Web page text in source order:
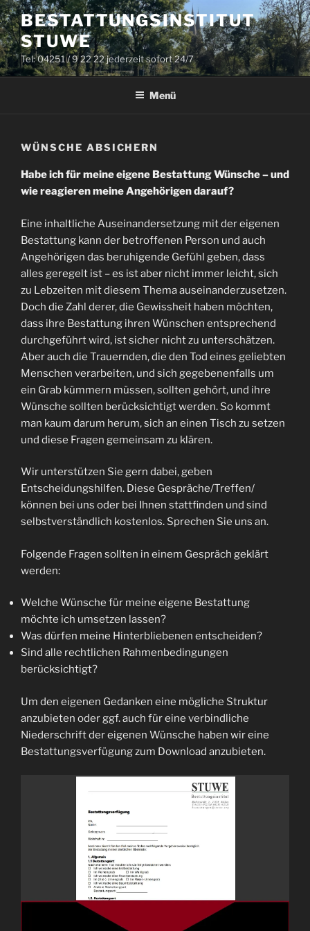
Zum
Inhalt
springen
BESTATTUNGSINSTITUT
STUWE
Tel: 04251 / 9 22 22 jederzeit sofort 24/7
Menü
WÜNSCHE ABSICHERN
Habe ich für meine eigene Bestattung Wünsche – und
wie reagieren meine Angehörigen darauf?
Eine inhaltliche Auseinandersetzung mit der eigenen
Bestattung kann der betroffenen Person und auch
Angehörigen das beruhigende Gefühl geben, dass
alles geregelt ist – es ist aber nicht immer leicht, sich
zu Lebzeiten mit diesem Thema auseinanderzusetzen.
Doch die Zahl derer, die Gewissheit haben möchten,
dass ihre Bestattung ihren Wünschen entsprechend
durchgeführt wird, ist sicher nicht zu unterschätzen.
Aber auch die Trauernden, die den Tod eines geliebten
Menschen verarbeiten, und sich gegebenenfalls um
ein Grab kümmern müssen, sollten gehört, und ihre
Wünsche sollten berücksichtigt werden. So kommt
man kaum darum herum, sich an einen Tisch zu setzen
und diese Fragen gemeinsam zu klären.
Wir unterstützen Sie gern dabei, geben
Entscheidungshilfen. Diese Gespräche/Treffen/
können bei uns oder bei Ihnen stattfinden und sind
selbstverständlich kostenlos. Sprechen Sie uns an.
Folgende Fragen sollten in einem Gespräch geklärt
werden:
Welche Wünsche für meine eigene Bestattung
möchte ich umsetzen lassen?
Was dürfen meine Hinterbliebenen entscheiden?
Sind alle rechtlichen Rahmenbedingungen
berücksichtigt?
Um den eigenen Gedanken eine mögliche Struktur
anzubieten oder ggf. auch für eine verbindliche
Niederschrift der eigenen Wünsche haben wir eine
Bestattungsverfügung zum Download anzubieten.